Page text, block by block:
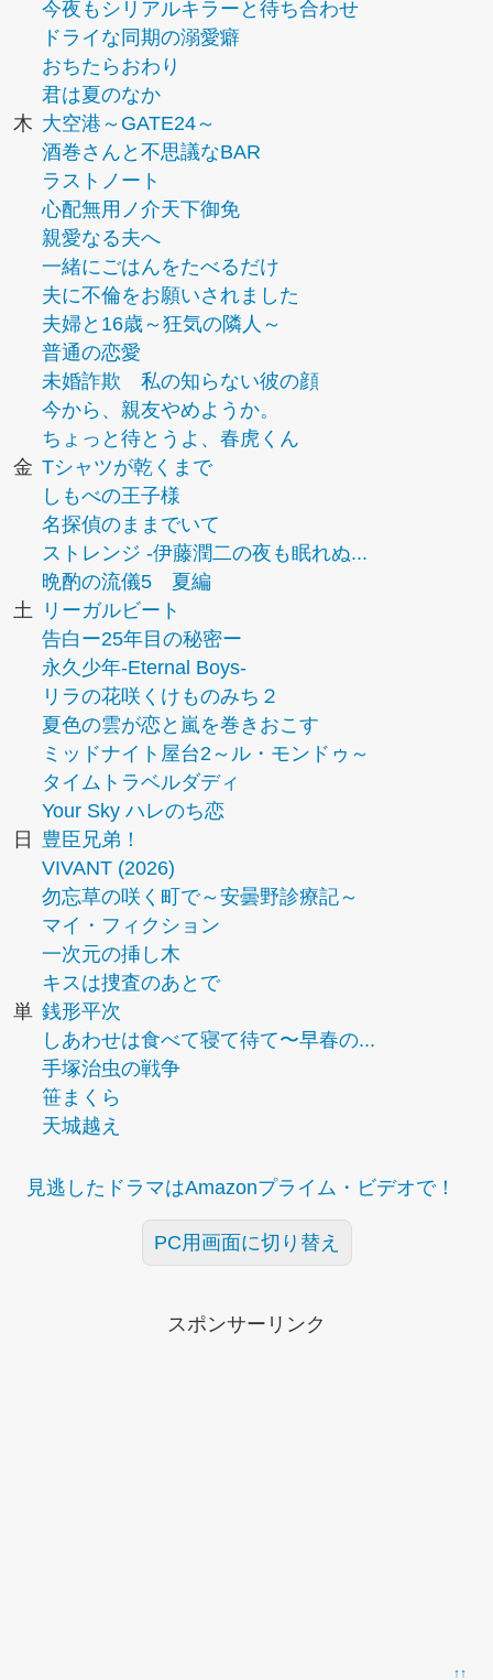
今夜もシリアルキラーと待ち合わせ
ドライな同期の溺愛癖
おちたらおわり
君は夏のなか
木 大空港～GATE24～
酒巻さんと不思議なBAR
ラストノート
心配無用ノ介天下御免
親愛なる夫へ
一緒にごはんをたべるだけ
夫に不倫をお願いされました
夫婦と16歳～狂気の隣人～
普通の恋愛
未婚詐欺 私の知らない彼の顔
今から、親友やめようか。
ちょっと待とうよ、春虎くん
金 Tシャツが乾くまで
しもべの王子様
名探偵のままでいて
ストレンジ -伊藤潤二の夜も眠れぬ...
晩酌の流儀5 夏編
土
リーガルビート
告白ー25年目の秘密ー
永久少年-Eternal Boys-
リラの花咲くけものみち２
夏色の雲が恋と嵐を巻きおこす
ミッドナイト屋台2～ル・モンドゥ～
タイムトラベルダディ
Your Sky ハレのち恋
日
豊臣兄弟！
VIVANT (2026)
勿忘草の咲く町で～安曇野診療記～
マイ・フィクション
一次元の挿し木
キスは捜査のあとで
単 銭形平次
しあわせは食べて寝て待て〜早春の...
手塚治虫の戦争
笹まくら
天城越え
見逃したドラマはAmazonプライム・ビデオで！
PC用画面に切り替え
スポンサーリンク
↑↑